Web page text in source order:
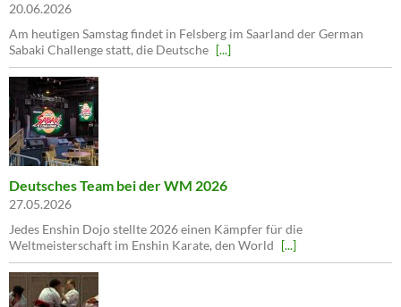
20.06.2026
Am heutigen Samstag findet in Felsberg im Saarland der German
Sabaki Challenge statt, die Deutsche [...]
Deutsches Team bei der WM 2026
27.05.2026
Jedes Enshin Dojo stellte 2026 einen Kämpfer für die
Weltmeisterschaft im Enshin Karate, den World [...]